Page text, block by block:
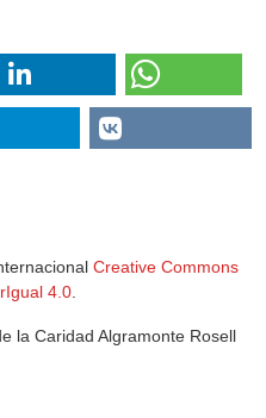
Creative Commons
4.0
la Caridad Algramonte Rosell